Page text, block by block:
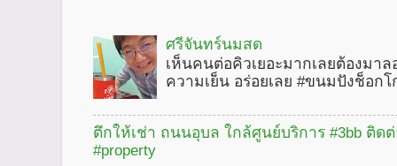
ศรีจันทร์นมสด
เห็นคนต่อคิวเยอะมากเลยต้องมา
ความเย็น อร่อยเลย #ขนมปังช็อก
ตึกให้เช่า ถนนอุบล ใกล้ศูนย์บริการ #3bb ติดต่
#property